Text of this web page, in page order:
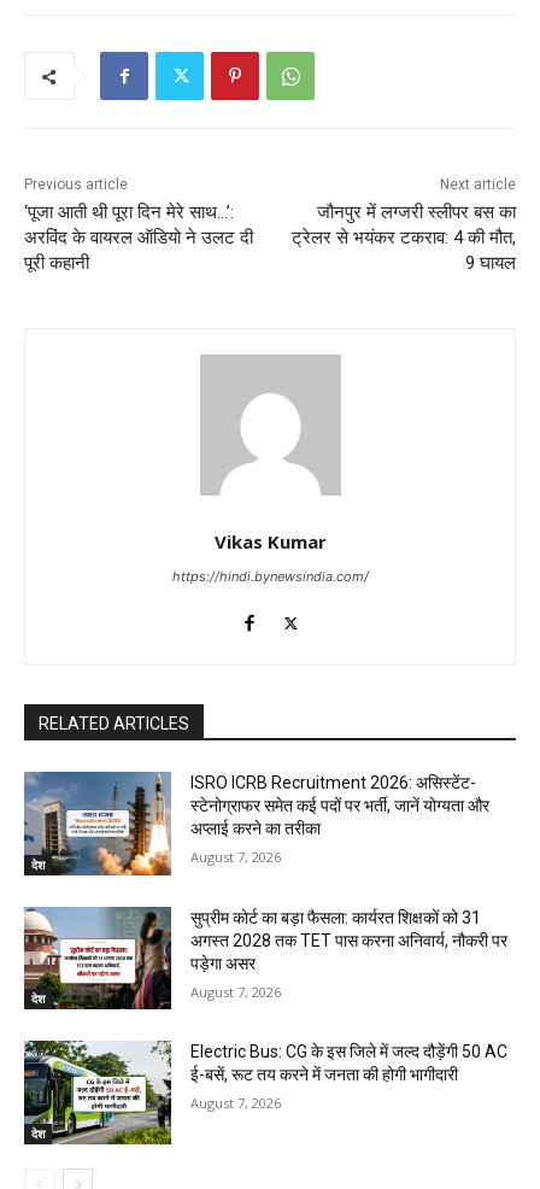
Previous article
‘पूजा आती थी पूरा दिन मेरे साथ…’:
अरविंद के वायरल ऑडियो ने उलट दी
पूरी कहानी
Next article
जौनपुर में लग्जरी स्लीपर बस का
ट्रेलर से भयंकर टकराव: 4 की मौत,
9 घायल
Vikas Kumar
https://hindi.bynewsindia.com/
RELATED ARTICLES
देश
ISRO ICRB Recruitment 2026: असिस्टेंट-
स्टेनोग्राफर समेत कई पदों पर भर्ती, जानें योग्यता और
अप्लाई करने का तरीका
August 7, 2026
देश
सुप्रीम कोर्ट का बड़ा फैसला: कार्यरत शिक्षकों को 31
अगस्त 2028 तक TET पास करना अनिवार्य, नौकरी पर
पड़ेगा असर
August 7, 2026
देश
Electric Bus: CG के इस जिले में जल्द दौड़ेंगी 50 AC
ई-बसें, रूट तय करने में जनता की होगी भागीदारी
August 7, 2026